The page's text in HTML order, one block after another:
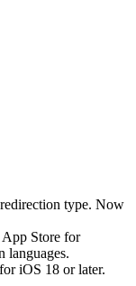
redirection type. Now
App Store for
languages.
iOS 18 or later.